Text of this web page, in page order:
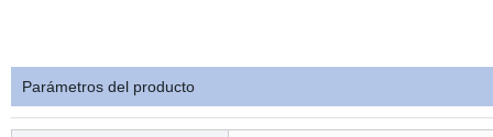
Parámetros del producto